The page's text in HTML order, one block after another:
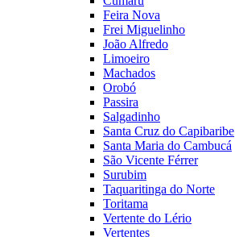
Feira Nova
Frei Miguelinho
João Alfredo
Limoeiro
Machados
Orobó
Passira
Salgadinho
Santa Cruz do Capibaribe
Santa Maria do Cambucá
São Vicente Férrer
Surubim
Taquaritinga do Norte
Toritama
Vertente do Lério
Vertentes